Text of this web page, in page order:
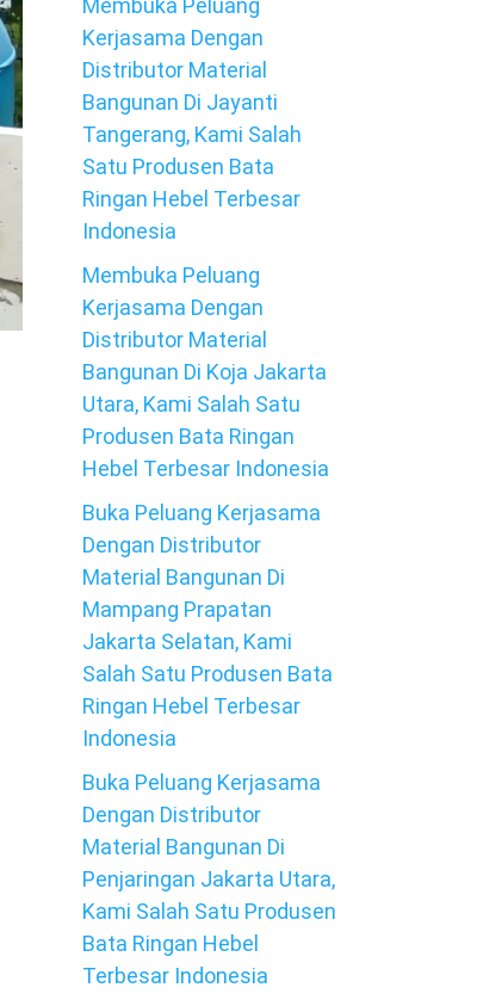
Membuka Peluang
Kerjasama Dengan
Distributor Material
Bangunan Di Jayanti
Tangerang, Kami Salah
Satu Produsen Bata
Ringan Hebel Terbesar
Indonesia
Membuka Peluang
Kerjasama Dengan
Distributor Material
Bangunan Di Koja Jakarta
Utara, Kami Salah Satu
Produsen Bata Ringan
Hebel Terbesar Indonesia
Buka Peluang Kerjasama
Dengan Distributor
Material Bangunan Di
Mampang Prapatan
Jakarta Selatan, Kami
Salah Satu Produsen Bata
Ringan Hebel Terbesar
Indonesia
Buka Peluang Kerjasama
Dengan Distributor
Material Bangunan Di
Penjaringan Jakarta Utara,
Kami Salah Satu Produsen
Bata Ringan Hebel
Terbesar Indonesia